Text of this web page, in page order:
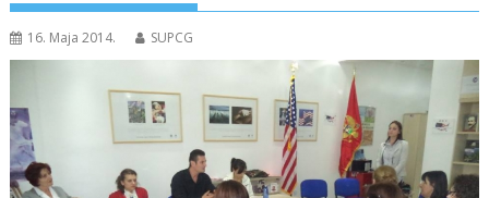
16. Maja 2014. SUPCG